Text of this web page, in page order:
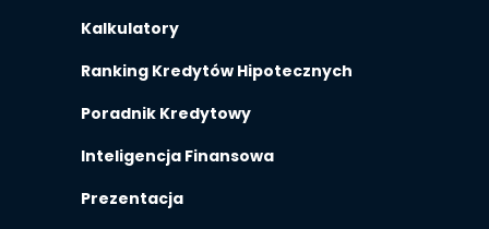
Kalkulatory
Ranking Kredytów Hipotecznych
Poradnik Kredytowy
Inteligencja Finansowa
Prezentacja